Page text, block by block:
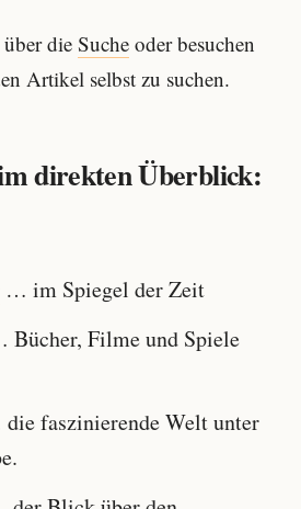
über dieSucheoder besuchen
Artikel selbst zu suchen.
direkten Überblick:
… im Spiegel der Zeit
Bücher, Filme und Spiele
faszinierende Welt unter